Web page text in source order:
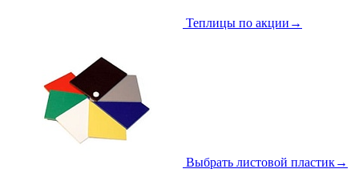
Теплицы по акции →
Выбрать листовой пластик→